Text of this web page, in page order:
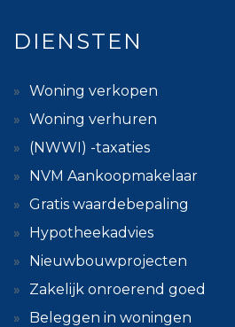
DIENSTEN
Woning verkopen
Woning verhuren
(NWWI) -taxaties
NVM Aankoopmakelaar
Gratis waardebepaling
Hypotheekadvies
Nieuwbouwprojecten
Zakelijk onroerend goed
Beleggen in woningen